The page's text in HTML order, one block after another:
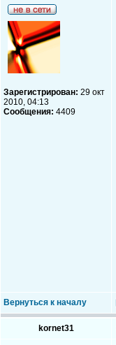
Зарегистрирован: 29 окт
2010, 04:13
Сообщения: 4409
Вернуться к началу
kornet31